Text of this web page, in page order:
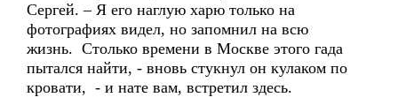
Сергей. – Я его наглую харю только на
фотографиях видел, но запомнил на всю
жизнь. Столько времени в Москве этого гада
пытался найти, - вновь стукнул он кулаком по
кровати, - и нате вам, встретил здесь.